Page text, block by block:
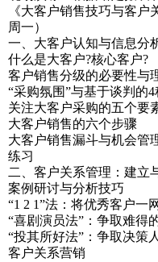
《大客户销售技巧与客户
周一）
一、大客户认知与信息分
什么是大客户?核心客户?
客户销售分级的必要性与
“采购氛围”与基于谈判的
关注大客户采购的五个要
大客户销售的六个步骤
大客户销售漏斗与机会管
练习
二、客户关系管理：建立
案例研讨与分析技巧
“1 2 1”法：将优秀客户一
“喜剧演员法”：争取难得
“投其所好法”：争取决策
客户关系营销